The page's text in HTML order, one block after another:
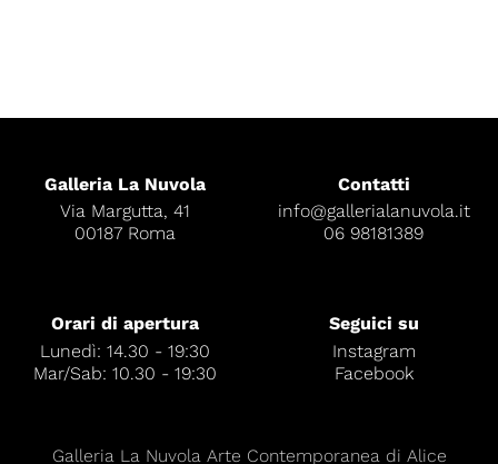
Galleria La Nuvola
Via Margutta, 41
00187 Roma
Contatti
info@gallerialanuvola.it
06 98181389
Orari di apertura
Lunedì: 14.30 - 19:30
Mar/Sab: 10.30 - 19:30
Seguici su
Instagram
Facebook
Galleria La Nuvola Arte Contemporanea di Alice